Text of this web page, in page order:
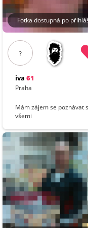
Fotka dostupná po
?
iva 61
Praha
Mám zájem se poznávat
všemi